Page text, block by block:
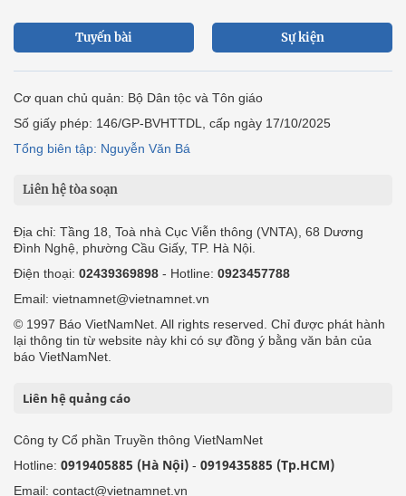
Tuyến bài Sự kiện
Cơ quan chủ quản: Bộ Dân tộc và Tôn giáo
Số giấy phép: 146/GP-BVHTTDL, cấp ngày 17/10/2025
Tổng biên tập: Nguyễn Văn Bá
Liên hệ tòa soạn
Địa chỉ: Tầng 18, Toà nhà Cục Viễn thông (VNTA), 68 Dương
Đình Nghệ, phường Cầu Giấy, TP. Hà Nội.
Điện thoại: 02439369898 - Hotline: 0923457788
Email: vietnamnet@vietnamnet.vn
© 1997 Báo VietNamNet. All rights reserved. Chỉ được phát hành
lại thông tin từ website này khi có sự đồng ý bằng văn bản của
báo VietNamNet.
Liên hệ quảng cáo
Công ty Cổ phần Truyền thông VietNamNet
Hotline: 0919405885 (Hà Nội) - 0919435885 (Tp.HCM)
Email: contact@vietnamnet.vn